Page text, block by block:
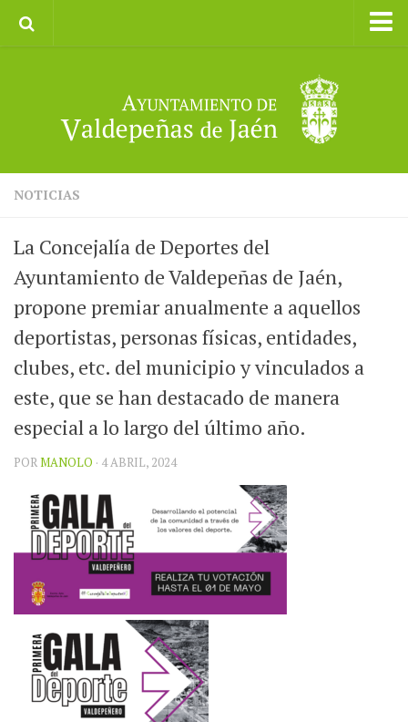
II CXM ROMPEALBARCAS 2023
NOTICIAS
La Concejalía de Deportes del
Ayuntamiento de Valdepeñas de Jaén,
propone premiar anualmente a aquellos
deportistas, personas físicas, entidades,
clubes, etc. del municipio y vinculados a
este, que se han destacado de manera
especial a lo largo del último año.
PORMANOLO · 4 ABRIL, 2024